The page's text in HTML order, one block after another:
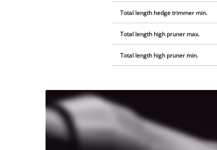
Total length hedge trimmer min.
Total length high pruner max.
Total length high pruner min.
We
need
your